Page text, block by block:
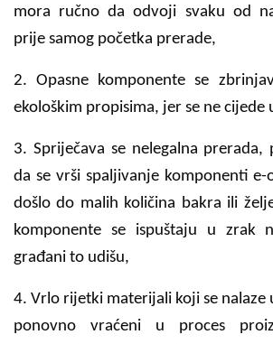
mora ručno da odvoji svaku od
prije samog početka prerade,
2. Opasne komponente se
ekološkim propisima, jer se ne cijede
3. Spriječava se nelegalna
da se vrši spaljivanje komponenti e-
došlo do malih količina bakra ili
komponente se ispuštaju u zrak
građani to udišu,
4. Vrlo rijetki materijali koji se nalaze
ponovno vraćeni u proces